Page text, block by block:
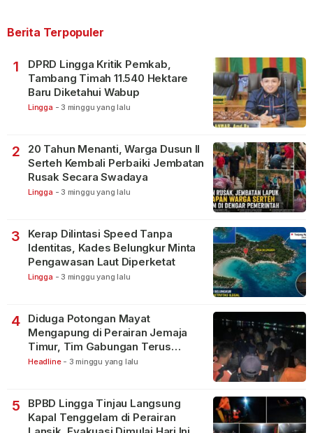
Berita Terpopuler
1
DPRD Lingga Kritik Pemkab,
Tambang Timah 11.540 Hektare
Baru Diketahui Wabup
Lingga - 3 minggu yang lalu
2
20 Tahun Menanti, Warga Dusun II
Serteh Kembali Perbaiki Jembatan
Rusak Secara Swadaya
Lingga - 3 minggu yang lalu
3
Kerap Dilintasi Speed Tanpa
Identitas, Kades Belungkur Minta
Pengawasan Laut Diperketat
Lingga - 3 minggu yang lalu
4
Diduga Potongan Mayat
Mengapung di Perairan Jemaja
Timur, Tim Gabungan Terus
Lakukan Pencarian
Headline - 3 minggu yang lalu
5
BPBD Lingga Tinjau Langsung
Kapal Tenggelam di Perairan